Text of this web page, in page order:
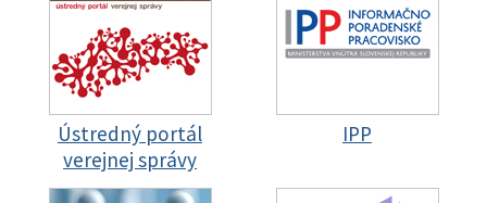
Ústredný portál
verejnej správy
IPP